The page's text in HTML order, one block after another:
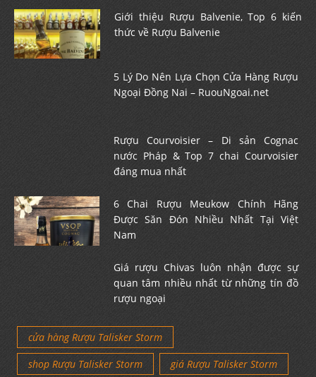
Giới thiệu Rượu Balvenie, Top 6 kiến
thức về Rượu Balvenie
5 Lý Do Nên Lựa Chọn Cửa Hàng Rượu
Ngoại Đồng Nai – RuouNgoai.net
Rượu Courvoisier – Di sản Cognac
nước Pháp & Top 7 chai Courvoisier
đáng mua nhất
6 Chai Rượu Meukow Chính Hãng
Được Săn Đón Nhiều Nhất Tại Việt
Nam
Giá rượu Chivas luôn nhận được sự
quan tâm nhiều nhất từ những tín đồ
rượu ngoại
cửa hàng Rượu Talisker Storm
shop Rượu Talisker Storm
giá Rượu Talisker Storm